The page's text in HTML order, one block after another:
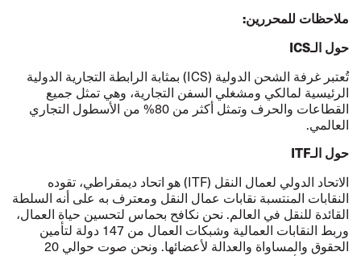
ملاحظات للمحررين:
حول الـICS
تُعتبر غرفة الشحن الدولية (ICS) بمثابة الرابطة التجارية الدولية
الرئيسية لمالكي ومشغلي السفن التجارية، وهي تمثل جميع
القطاعات والحرف وتمثل أكثر من 80% من الأسطول التجاري
العالمي.
حول الـITF
الاتحاد الدولي لعمال النقل (ITF) هو اتحاد ديمقراطي، تقوده
النقابات المنتسبة نقابات عمال النقل ومعترف به على أنه السلطة
القائدة للنقل في العالم. نحن نكافح بحماس لتحسين حياة العمال،
وربط النقابات العمالية وشبكات العمال من 147 دولة لتأمين
الحقوق والمساواة والعدالة لأعضائها. ونحن صوت حوالي 20